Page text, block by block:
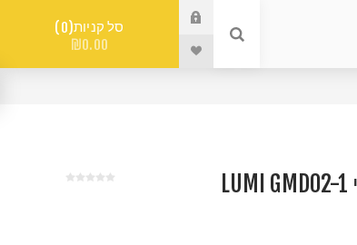
סל קניות 0
₪0.00
שולחן גיימינג מקצועי LUMI GMD02-1